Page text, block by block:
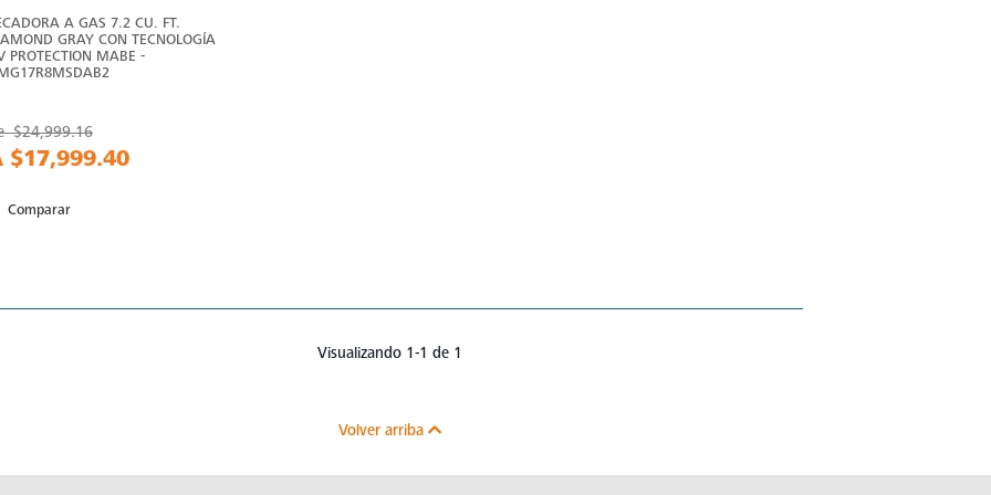
A GAS 7.2 CU. FT.
GRAY CON TECNOLOGÍA
PROTECTION MABE -
$24,999.16
$17,999.40
Comparar
Visualizando 1-1 de 1
Volver arriba